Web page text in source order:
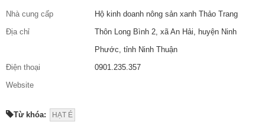
Nhà cung cấp
Hộ kinh doanh nông sản xanh Thảo Trang
Địa chỉ
Thôn Long Bình 2, xã An Hải, huyện Ninh
Phước, tỉnh Ninh Thuận
Điện thoại
0901.235.357
Website
Từ khóa: HẠT É